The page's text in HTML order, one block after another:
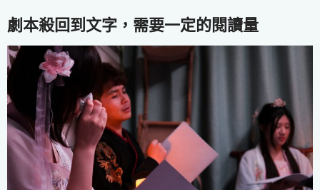
劇本殺回到文字，需要一定的閱讀量